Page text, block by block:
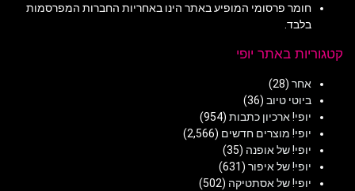
חומר פרסומי המופיע באתר הינו באחריות החברות המפרסמות
בלבד.
קטגוריות באתר יופי
אחר (28)
ביוטי טיוב (36)
יופי! ארכיון כתבות (954)
יופי! מוצרים חדשים (2,566)
יופי! של אופנה (35)
יופי! של איפור (631)
יופי! של אסתטיקה (502)